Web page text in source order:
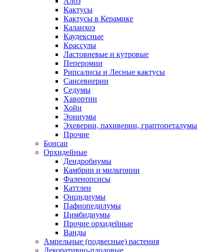
Кактусы
Кактусы в Керамике
Каланхоэ
Каудексные
Крассулы
Ластовневые и кутровые
Пеперомии
Рипсалисы и Лесные кактусы
Сансевиерии
Седумы
Хавортии
Хойи
Эониумы
Эхеверии, пахиверии, граптопеталумы
Прочие
Бонсаи
Орхидейные
Дендробиумы
Камбрии и мильтонии
Фаленопсисы
Каттлеи
Онцидиумы
Пафиопедилумы
Цимбидиумы
Прочие орхидейные
Ванды
Ампельные (подвесные) растения
Декоративно-плодовые